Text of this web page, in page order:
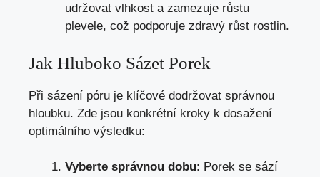
udržovat vlhkost a zamezuje růstu
plevele, což podporuje zdravý růst rostlin.
Jak Hluboko Sázet Porek
Při sázení póru je klíčové dodržovat správnou
hloubku. Zde jsou konkrétní kroky k dosažení
optimálního výsledku:
Vyberte správnou dobu: Porek se sází